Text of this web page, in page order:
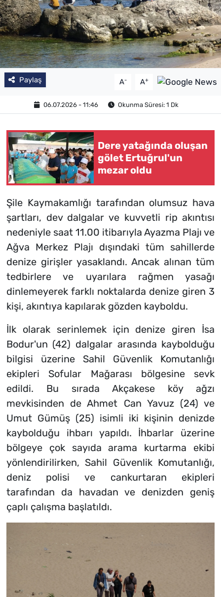
Paylaş A- A+
06.07.2026 - 11:46 Okunma Süresi: 1 Dk
Dere yatağında oluşan
gölet Ertuğrul'un
mezar oldu
Şile Kaymakamlığı tarafından olumsuz hava
şartları, dev dalgalar ve kuvvetli rip akıntısı
nedeniyle saat 11.00 itibarıyla Ayazma Plajı ve
Ağva Merkez Plajı dışındaki tüm sahillerde
denize girişler yasaklandı. Ancak alınan tüm
tedbirlere ve uyarılara rağmen yasağı
dinlemeyerek farklı noktalarda denize giren 3
kişi, akıntıya kapılarak gözden kayboldu.
İlk olarak serinlemek için denize giren İsa
Bodur'un (42) dalgalar arasında kaybolduğu
bilgisi üzerine Sahil Güvenlik Komutanlığı
ekipleri Sofular Mağarası bölgesine sevk
edildi. Bu sırada Akçakese köy ağzı
mevkisinden de Ahmet Can Yavuz (24) ve
Umut Gümüş (25) isimli iki kişinin denizde
kaybolduğu ihbarı yapıldı. İhbarlar üzerine
bölgeye çok sayıda arama kurtarma ekibi
yönlendirilirken, Sahil Güvenlik Komutanlığı,
deniz polisi ve cankurtaran ekipleri
tarafından da havadan ve denizden geniş
çaplı çalışma başlatıldı.